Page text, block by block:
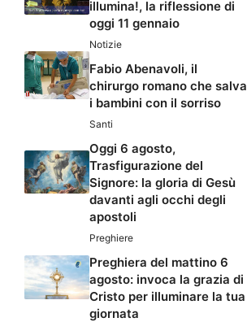
illumina!, la riflessione di
oggi 11 gennaio
Notizie
Fabio Abenavoli, il
chirurgo romano che salva
i bambini con il sorriso
Santi
Oggi 6 agosto,
Trasfigurazione del
Signore: la gloria di Gesù
davanti agli occhi degli
apostoli
Preghiere
Preghiera del mattino 6
agosto: invoca la grazia di
Cristo per illuminare la tua
giornata